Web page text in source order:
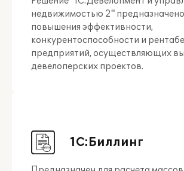
недвижимостью 2"
повышения эффективности,
конкурентоспособности и
предприятий, осуществляющих
девелоперских проектов.
1С:Биллинг